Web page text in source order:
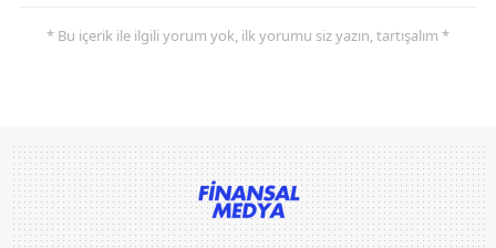
* Bu içerik ile ilgili yorum yok, ilk yorumu siz yazın, tartışalım *